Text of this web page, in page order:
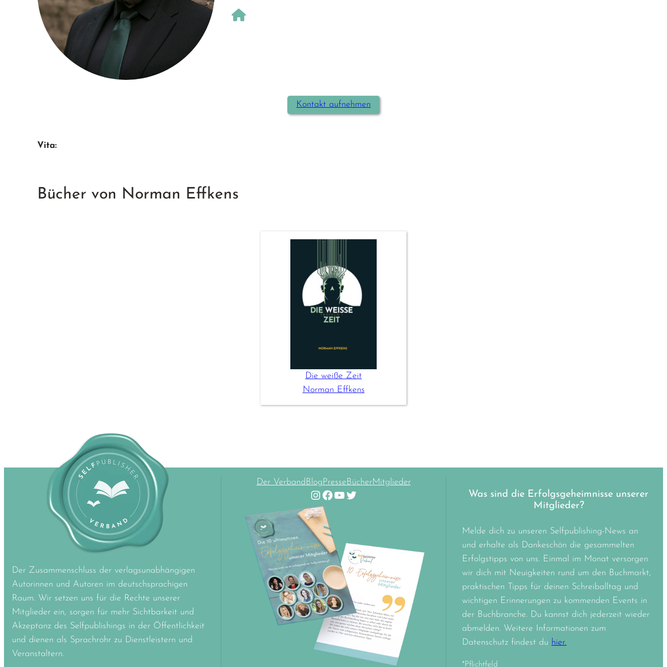
Kontakt aufnehmen
Vita:
Bücher von Norman Effkens
Die weiße Zeit
Norman Effkens
Der Zusammenschluss der verlagsunabhängigen
Autorinnen und Autoren im deutschsprachigen
Raum. Wir setzen uns für die Rechte unserer
Mitglieder ein, sorgen für mehr Sichtbarkeit und
Akzeptanz des Selfpublishings in der Öffentlichkeit
und dienen als Sprachrohr zu Dienstleistern und
Veranstaltern.
Der VerbandBlogPresseBücherMitglieder
Instagram Facebook YouTube Twitter
Was sind die Erfolgsgeheimnisse unserer
Mitglieder?
Melde dich zu unseren Selfpublishing-News an
und erhalte als Dankeschön die gesammelten
Erfolgstipps von uns. Einmal im Monat versorgen
wir dich mit Neuigkeiten rund um den Buchmarkt,
praktischen Tipps für deinen Schreiballtag und
wichtigen Erinnerungen zu kommenden Events in
der Buchbranche. Du kannst dich jederzeit wieder
abmelden. Weitere Informationen zum
Datenschutz findest du hier.
*Pflichtfeld